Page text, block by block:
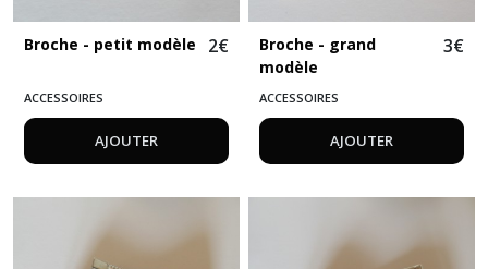
Broche - petit modèle 2€
ACCESSOIRES
AJOUTER
Broche - grand
modèle
3€
ACCESSOIRES
AJOUTER